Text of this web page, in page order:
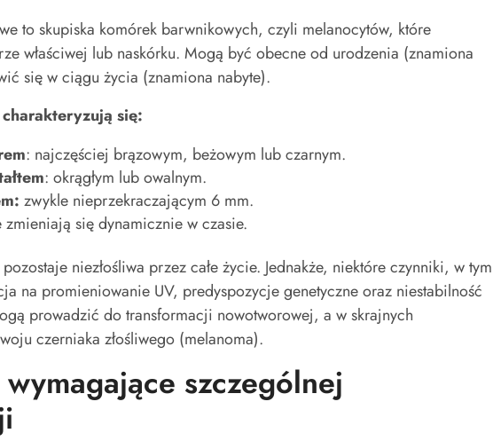
to skupiska komórek barwnikowych, czyli melanocytów, które
właściwej lub naskórku. Mogą być obecne od urodzenia (znamiona
się w ciągu życia (znamiona nabyte).
się:
: najczęściej brązowym, beżowym lub czarnym.
: okrągłym lub owalnym.
zwykle nieprzekraczającym 6 mm.
zmieniają się dynamicznie w czasie.
niezłośliwa przez całe życie. Jednakże, niektóre czynniki, w tym
na promieniowanie UV, predyspozycje genetyczne oraz niestabilność
prowadzić do transformacji nowotworowej, a w skrajnych
czerniaka złośliwego (melanoma).
szczególnej